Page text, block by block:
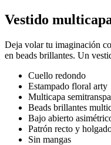
Vestido
Deja volar tu imaginación
en beads brillantes. Un
Cuello redondo
Estampado floral arty
Multicapa
Beads brillantes
Bajo abierto
Patrón recto y
Sin mangas